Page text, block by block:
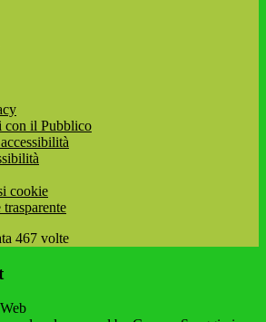
il Pubblico
cookie
467 volte